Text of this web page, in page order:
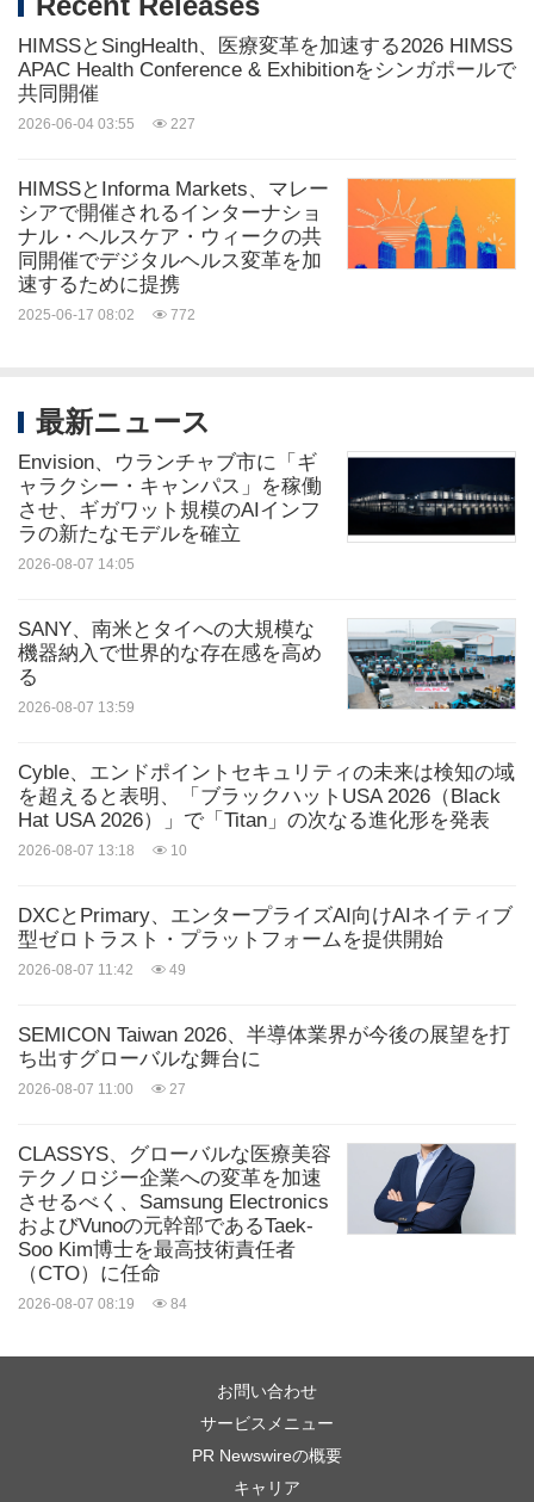
ーター、そして一般の人々からなる、情報に精通
し、主体性を持ったコミュニティの形成に尽力して
います。HIMSSは、戦略的で先見性のあるアイデア
と実践的な実行の架け橋となり、医療とケアの未来
世界中の医療システムと政府に力を与えることで、
際立った存在となっています。
SingHealthについて
で、病院、専門センター、polyclinicsの統合ネット
ワークで構成され、質の高い、利用しやすいヘルス
ケアの提供に努めています。統合型デジタルヘルス
分野における地域リーダーとして、SingHealthは共
ンフラ、イノベーションがどのように連携してシス
テム全体の変革を支えるかを実証する実例となって
ロゴ -
https://mma.prnasia.com/media2/2609123/HIMSS_L
ogo.jpg?p=medium600
ソース: HIMSS-HEALTHCARE INFORMATION AND
MANAGEMENT SYSTEMS SOCIETY
シェアする:
HIMSSとSingHealth、医療変革を加速する2026 HIMSS
APAC Health Conference & Exhibitionをシンガポールで
共同開催
2026-06-04 03:55 227
HIMSSとInforma Markets、マレー
シアで開催されるインターナショ
ナル・ヘルスケア・ウィークの共
同開催でデジタルヘルス変革を加
速するために提携
2025-06-17 08:02 772
最新ニュース
Envision、ウランチャブ市に「ギ
ャラクシー・キャンパス」を稼働
させ、ギガワット規模のAIインフ
ラの新たなモデルを確立
2026-08-07 14:05
SANY、南米とタイへの大規模な
機器納入で世界的な存在感を高め
る
2026-08-07 13:59
Cyble、エンドポイントセキュリティの未来は検知の域
を超えると表明、「ブラックハットUSA 2026（Black
Hat USA 2026）」で「Titan」の次なる進化形を発表
2026-08-07 13:18 10
DXCとPrimary、エンタープライズAI向けAIネイティブ
型ゼロトラスト・プラットフォームを提供開始
2026-08-07 11:42 49
SEMICON Taiwan 2026、半導体業界が今後の展望を打
ち出すグローバルな舞台に
2026-08-07 11:00 27
CLASSYS、グローバルな医療美容
テクノロジー企業への変革を加速
させるべく、Samsung Electronics
およびVunoの元幹部であるTaek-
Soo Kim博士を最高技術責任者
（CTO）に任命
2026-08-07 08:19 84
お問い合わせ
サービスメニュー
PR Newswireの概要
キャリア